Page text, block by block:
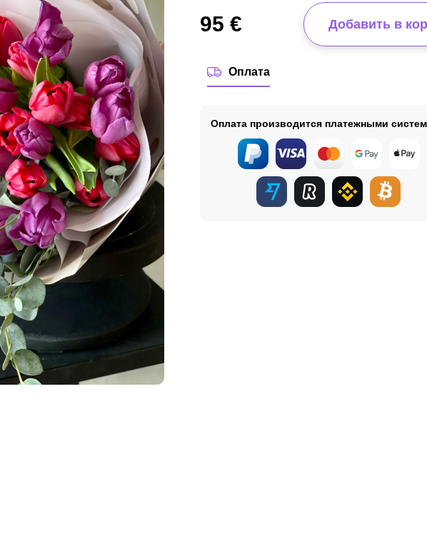
95 € Добавить в
Оплата
Оплата производится платежными